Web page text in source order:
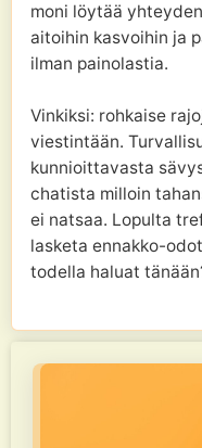
moni löytää
aitoihin kasvoihin ja
ilman painolastia.
Vinkiksi: rohkaise
viestintään.
kunnioittavasta
chatista milloin
ei natsaa. Lopulta
lasketa ennakko-
todella haluat